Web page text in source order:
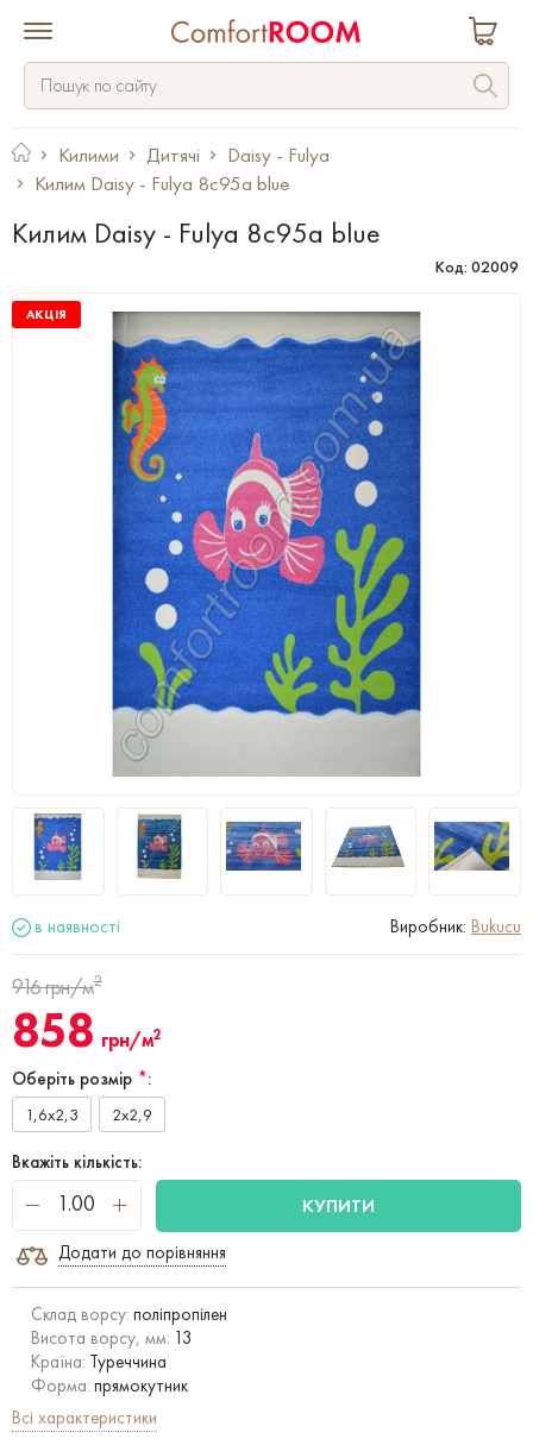
Килими Дитячі
Daisy - Fulya
Килим Daisy - Fulya 8c95a blue
Килим Daisy - Fulya 8c95a blue
Код: 02009
АКЦІЯ
в наявності Виробник: Bukucu
916грн/м2
858 грн/м2
Оберіть розмір *:
1,6x2,3 2x2,9
Вкажіть кількість:
КУПИТИ
Додати до порівняння
Склад ворсу: поліпропілен
Висота ворсу, мм: 13
Країна: Туреччина
Форма: прямокутник
Всі характеристики